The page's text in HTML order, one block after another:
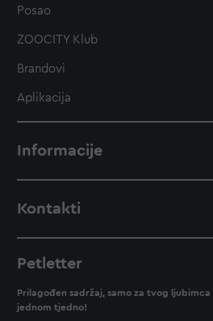
Posao
ZOOCITY Klub
Brandovi
Aplikacija
Informacije
Kontakti
Petletter
Prilagođen sadržaj, samo za tvog
jednom tjedno!